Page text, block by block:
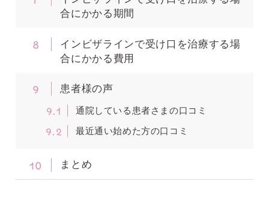
合にかかる期間
8
インビザラインで受け口を治療する場
合にかかる費用
9 患者様の声
9.1 通院している患者さまの口コミ
9.2 最近通い始めた方の口コミ
10 まとめ